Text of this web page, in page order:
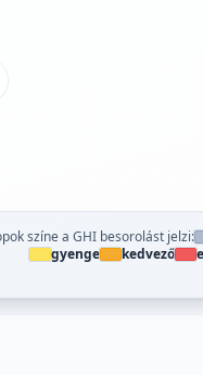
a grafikon
színe a GHI besorolást jelzi:
gyenge
kedvező